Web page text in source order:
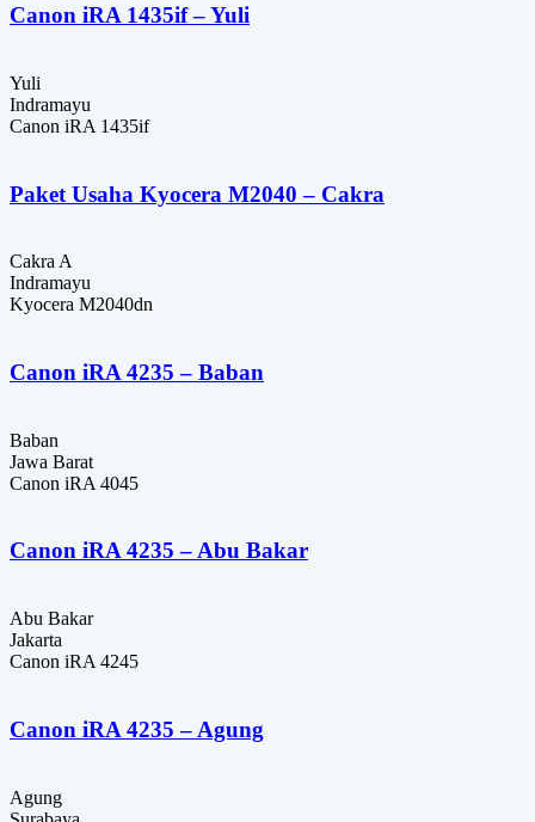
Canon iRA 1435if – Yuli
Yuli
Indramayu
Canon iRA 1435if
Paket Usaha Kyocera M2040 – Cakra
Cakra A
Indramayu
Kyocera M2040dn
Canon iRA 4235 – Baban
Baban
Jawa Barat
Canon iRA 4045
Canon iRA 4235 – Abu Bakar
Abu Bakar
Jakarta
Canon iRA 4245
Canon iRA 4235 – Agung
Agung